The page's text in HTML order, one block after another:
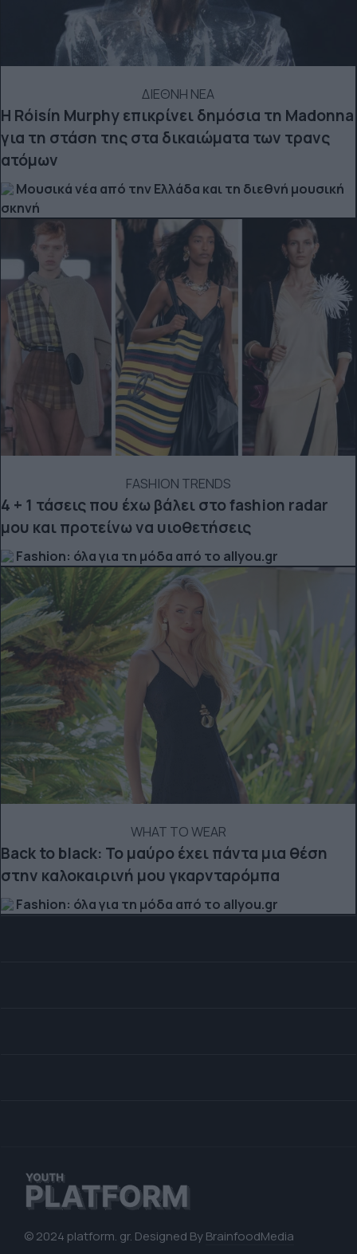
ΔΙΕΘΝΗ ΝΕΑ
Η Róisín Murphy επικρίνει δημόσια τη Madonna
για τη στάση της στα δικαιώματα των τρανς
ατόμων
Μουσικά νέα από την Ελλάδα και τη διεθνή μουσική
σκηνή
FASHION TRENDS
4 + 1 τάσεις που έχω βάλει στο fashion radar
μου και προτείνω να υιοθετήσεις
Fashion: όλα για τη μόδα από το allyou.gr
WHAT TO WEAR
Back to black: Το μαύρο έχει πάντα μια θέση
στην καλοκαιρινή μου γκαρνταρόμπα
Fashion: όλα για τη μόδα από το allyou.gr
© 2024 platform. gr. Designed ByBrainfoodMedia